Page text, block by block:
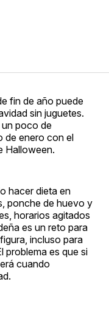
fin de año puede
sin juguetes.
un poco de
de enero con el
Halloween.
hacer dieta en
ponche de huevo y
horarios agitados
es un reto para
incluso para
problema es que si
cuando